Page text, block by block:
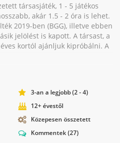
társasjáték, 1 - 5 játékos
akár 1.5 - 2 óra is lehet.
2019-ben (BGG), illetve ebben
jelölést is kapott. A társast, a
kortól ajánljuk kipróbálni. A
3-an a legjobb (2 - 4)
12+ évestől
Közepesen összetett
Kommentek(27)